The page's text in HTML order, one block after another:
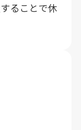
ることで休